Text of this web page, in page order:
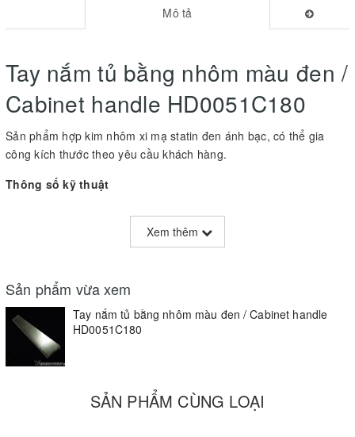
Mô tả
Tay nắm tủ bằng nhôm màu đen /
Cabinet handle HD0051C180
Sản phẩm hợp kim nhôm xi mạ statin đen ánh bạc, có thể gia
công kích thước theo yêu cầu khách hàng.
Thông số kỹ thuật
- Chất liệu: hợp kim nhôm
380mm, 400mm, 600mm
Tên sản phẩm/Items
180mm
Xem thêm
Sản phẩm vừa xem
Tay nắm tủ bằng nhôm màu đen / Cabinet handle
HD0051C180
SẢN PHẨM CÙNG LOẠI